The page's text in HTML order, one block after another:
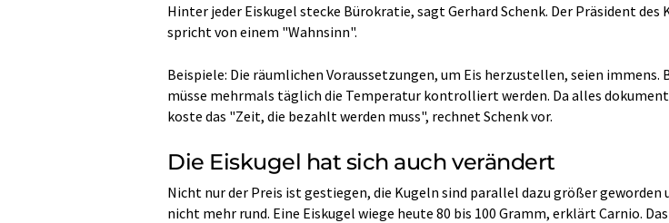
Hinter jeder Eiskugel stecke Bürokratie, sagt Gerhard Schenk. Der Präsident des
spricht von einem "Wahnsinn".
Beispiele: Die räumlichen Voraussetzungen, um Eis herzustellen, seien immens.
müsse mehrmals täglich die Temperatur kontrolliert werden. Da alles
koste das "Zeit, die bezahlt werden muss", rechnet Schenk vor.
Die Eiskugel hat sich auch verändert
Nicht nur der Preis ist gestiegen, die Kugeln sind parallel dazu größer
nicht mehr rund. Eine Eiskugel wiege heute 80 bis 100 Gramm, erklärt Carnio.